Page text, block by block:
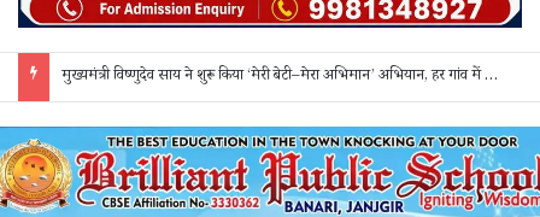
मुख्यमंत्री विष्णुदेव साय ने शुरू किया ‘मेरी बेटी–मेरा अभिमान’ अभियान, हर गांव में मुक्तिधाम और हर स्कूल में बालिका शौचालय